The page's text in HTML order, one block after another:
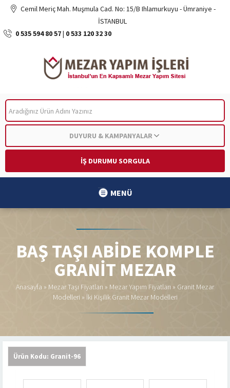
Cemil Meriç Mah. Muşmula Cad. No: 15/B Ihlamurkuyu - Ümraniye -
İSTANBUL
0 535 594 80 57| 0 533 120 32 30
DUYURU & KAMPANYALAR
İŞ DURUMU SORGULA
MENÜ
BAŞ TAŞI ABIDE KOMPLE
GRANIT MEZAR
Anasayfa » Mezar Taşı Fiyatları » Mezar Yapım Fiyatları » Granit Mezar
Modelleri » İki Kişilik Granit Mezar Modelleri
Ürün Kodu: Granit-96